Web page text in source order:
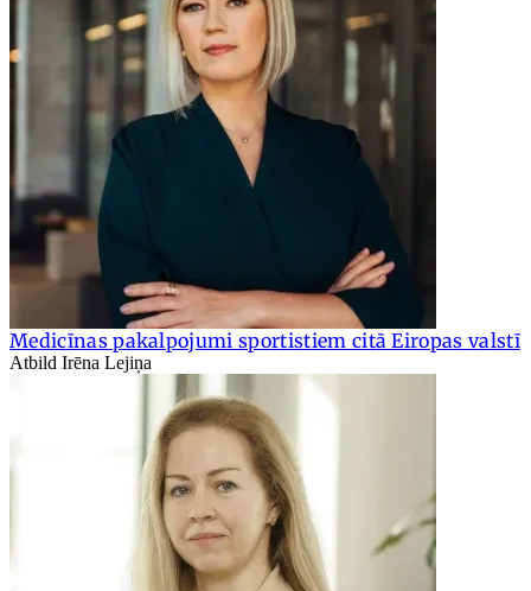
Medicīnas pakalpojumi sportistiem citā Eiropas valstī
Atbild Irēna Lejiņa